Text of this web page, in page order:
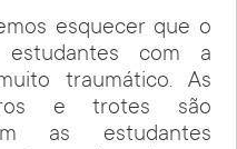
esquecer que o
com a
traumático. As
e trotes são
as estudantes